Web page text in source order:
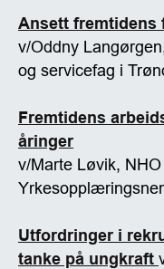
Ansett
v/Oddny
og servicefag i
Fremtidens
åringer
v/Marte Løvik,
Utfordringer i
tanke på ungkraft